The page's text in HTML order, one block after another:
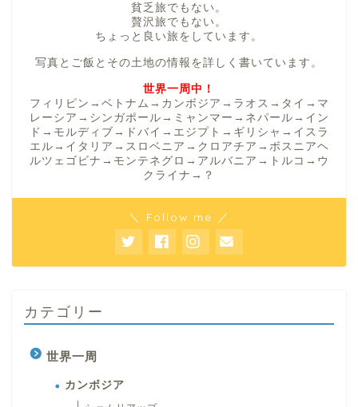
貧乏旅でもない。
贅沢旅でもない。
ちょっと良い旅をしています。
写真とご飯とその土地の情報を詳しく書いています。
世界一周中！
フィリピン→ベトナム→カンボジア→ラオス→タイ→マ
レーシア→シンガポール→ミャンマー→ネパール→イン
ド→モルディブ→ドバイ→エジプト→ギリシャ→イスラ
エル→イタリア→スロベニア→クロアチア→ボスニアヘ
ルツェゴビナ→モンテネグロ→アルバニア→トルコ→ウ
クライナ→？
＼ Follow me ／
カテゴリー
世界一周
カンボジア